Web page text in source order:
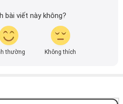
bài viết này không?
thường Không thích